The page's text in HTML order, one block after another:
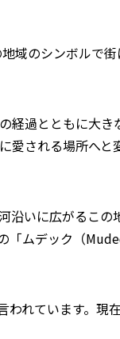
域のシンボルで
経過とともに大き
愛される場所へと
沿いに広がるこの
「ムデック（
れています。現